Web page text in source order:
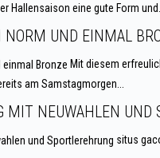
Hallensaison eine gute Form und...
UND EINMAL
Mit diesem
am Samstagmorgen...
MIT NEUWAHLEN UND
situs